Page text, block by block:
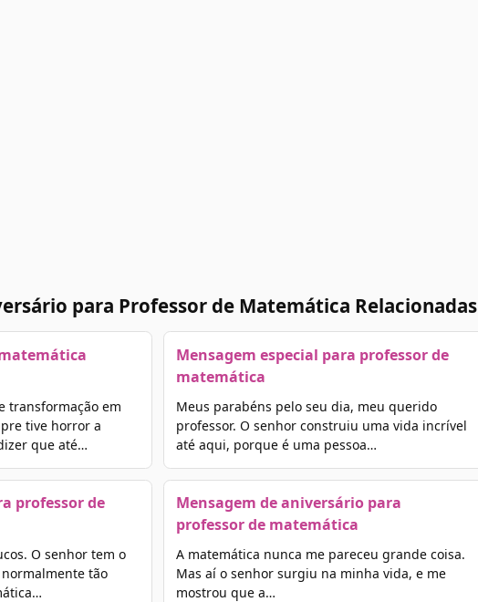
para Professor de Matemática Relacionadas
transformação em
tive horror a
que até…
professor de
O senhor tem o
tão
Mensagem especial para professor de
matemática
Meus parabéns pelo seu dia, meu querido
professor. O senhor construiu uma vida incrível
até aqui, porque é uma pessoa…
Mensagem de aniversário para
professor de matemática
A matemática nunca me pareceu grande coisa.
Mas aí o senhor surgiu na minha vida, e me
mostrou que a…